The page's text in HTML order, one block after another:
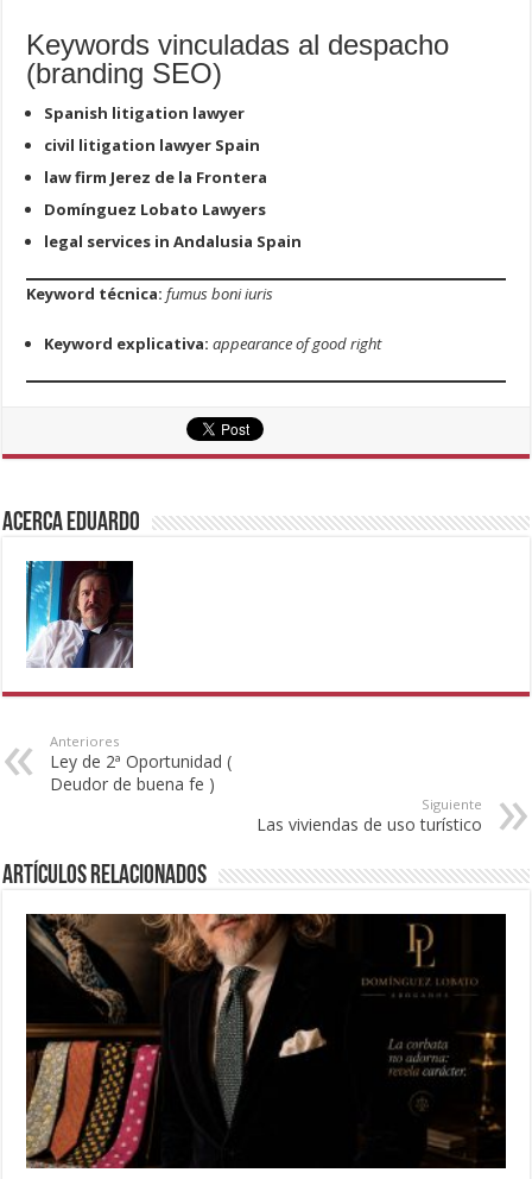
Keywords vinculadas al despacho
(branding SEO)
Spanish litigation lawyer
civil litigation lawyer Spain
law firm Jerez de la Frontera
Domínguez Lobato Lawyers
legal services in Andalusia Spain
Keyword técnica: fumus boni iuris
Keyword explicativa: appearance of good right
Acerca eduardo
Anteriores
Ley de 2ª Oportunidad (
Deudor de buena fe )
Siguiente
Las viviendas de uso turístico
Artículos Relacionados